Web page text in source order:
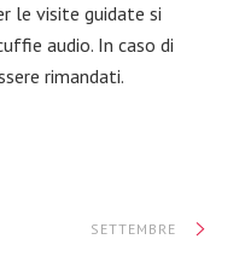
le visite guidate si
audio. In caso di
rimandati.
SETTEMBRE